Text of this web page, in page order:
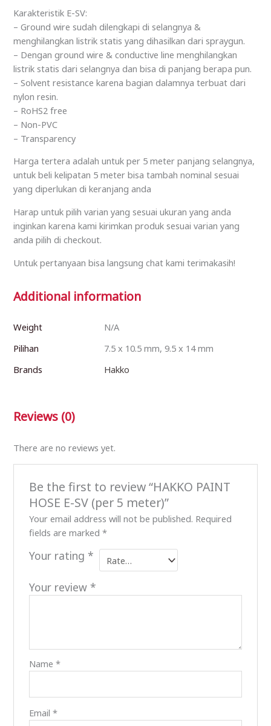
Karakteristik E-SV:
– Ground wire sudah dilengkapi di selangnya &
menghilangkan listrik statis yang dihasilkan dari spraygun.
– Dengan ground wire & conductive line menghilangkan
listrik statis dari selangnya dan bisa di panjang berapa pun.
– Solvent resistance karena bagian dalamnya terbuat dari
nylon resin.
– RoHS2 free
– Non-PVC
– Transparency
Harga tertera adalah untuk per 5 meter panjang selangnya,
untuk beli kelipatan 5 meter bisa tambah nominal sesuai
yang diperlukan di keranjang anda
Harap untuk pilih varian yang sesuai ukuran yang anda
inginkan karena kami kirimkan produk sesuai varian yang
anda pilih di checkout.
Untuk pertanyaan bisa langsung chat kami terimakasih!
Additional information
Weight
N/A
Pilihan
7.5 x 10.5 mm, 9.5 x 14 mm
Brands
Hakko
Reviews (0)
There are no reviews yet.
Be the first to review “HAKKO PAINT
HOSE E-SV (per 5 meter)”
Your email address will not be published. Required
fields are marked *
Your rating *
Your review *
Name *
Email *